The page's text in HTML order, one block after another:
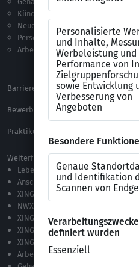
Kündigung
Neue Arbeitswelt
Personalführung
Arbeitsrecht
Barrierefreiheitserklärung
Bewerbungs-FAQ
Praktikum Online Marketing
Weiterführende Links
Lebenslauf-Editor
Anschreiben-Editor
XING Stellenmarkt
NWX – „Alles zur Zukunft der Arbeit“
XING Campus
XING News
XING ProJobs
Arbeitgeber-Bewertungen